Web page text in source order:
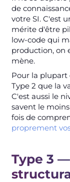
de
votre SI. C'est
mérite d'être
low-code qui
production, on
mène.
Pour la plupart
Type 2 que la
C'est aussi le
savent le
fois de
proprement
Type 3